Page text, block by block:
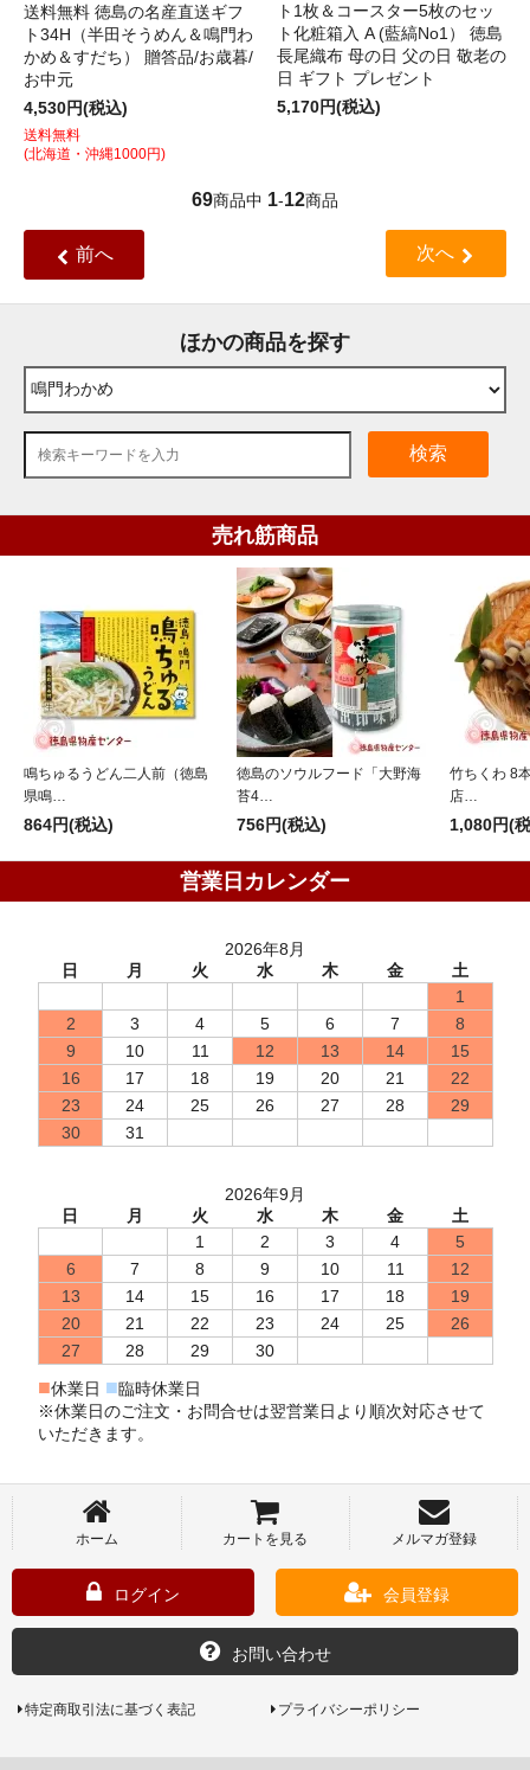
送料無料 徳島の名産直送ギフ
ト34H（半田そうめん＆鳴門わ
かめ＆すだち） 贈答品/お歳暮/
お中元
4,530円(税込)
送料無料
(北海道・沖縄1000円)
ト1枚＆コースター5枚のセッ
ト化粧箱入 A (藍縞No1） 徳島
長尾織布 母の日 父の日 敬老の
日 ギフト プレゼント
5,170円(税込)
69商品中 1-12商品
前へ 次へ
ほかの商品を探す
検索
売れ筋商品
鳴ちゅるうどん二人前（徳島
県鳴…
864円(税込)
徳島のソウルフード「大野海
苔4…
756円(税込)
竹ちくわ 8
店…
1,080円(
営業日カレンダー
2026年8月
日
月 火 水 木 金
土
1
2
3 4 5 6 7
8
9
10 11 12 13 14
15
16
17 18 19 20 21
22
23
24 25 26 27 28
29
30
31
2026年9月
日
月 火 水 木 金
土
1
2 3 4
5
6
7 8 9 10 11
12
13
14 15 16 17 18
19
20
21 22 23 24 25
26
27
28 29 30
■休業日 ■臨時休業日
※休業日のご注文・お問合せは翌営業日より順次対応させて
いただきます。
ホーム カートを見る メルマガ登録
ログイン 会員登録
お問い合わせ
特定商取引法に基づく表記 プライバシーポリシー